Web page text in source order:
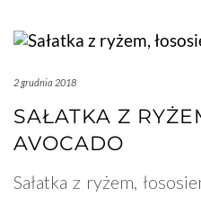
2 grudnia 2018
SAŁATKA Z
AVOCADO
Sałatka z ryżem,